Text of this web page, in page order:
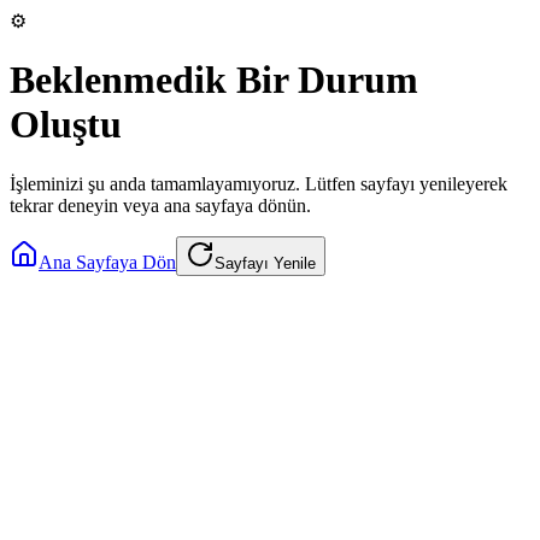
⚙️
Beklenmedik Bir Durum
Oluştu
İşleminizi şu anda tamamlayamıyoruz. Lütfen sayfayı yenileyerek
tekrar deneyin veya ana sayfaya dönün.
Ana Sayfaya Dön Sayfayı Yenile